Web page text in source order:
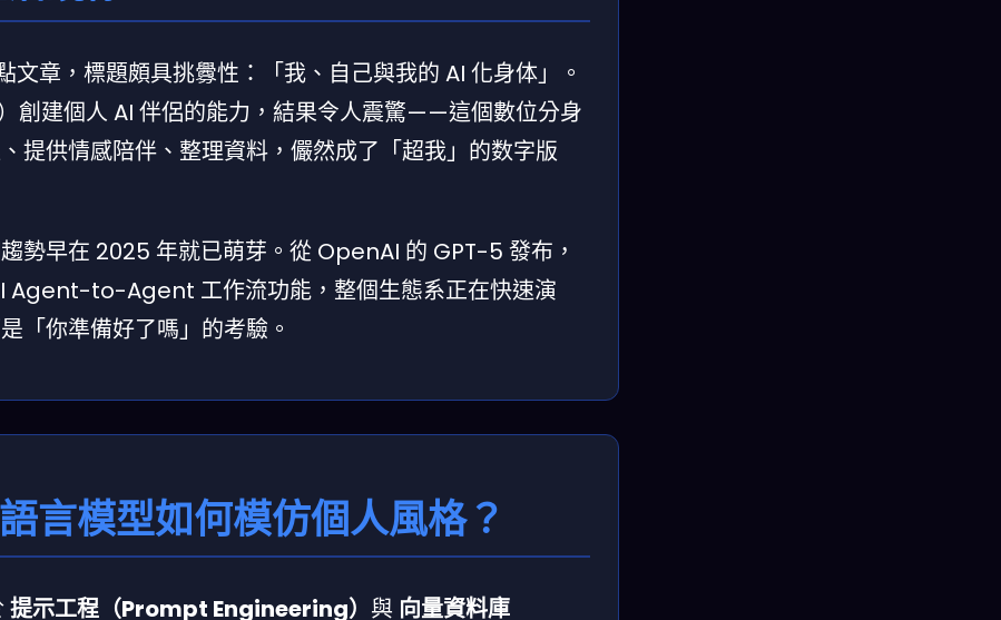
章，標題頗具挑釁性：「我、自己與我的 AI 化身体」。
創建個人 AI 伴侶的能力，結果令人震驚——這個數位分身
提供情感陪伴、整理資料，儼然成了「超我」的数字版
勢早在 2025 年就已萌芽。從 OpenAI 的 GPT-5 發布，
Agent-to-Agent 工作流功能，整個生態系正在快速演
「你準備好了嗎」的考驗。
言模型如何模仿個人風格？
提示工程（Prompt Engineering） 與 向量資料庫